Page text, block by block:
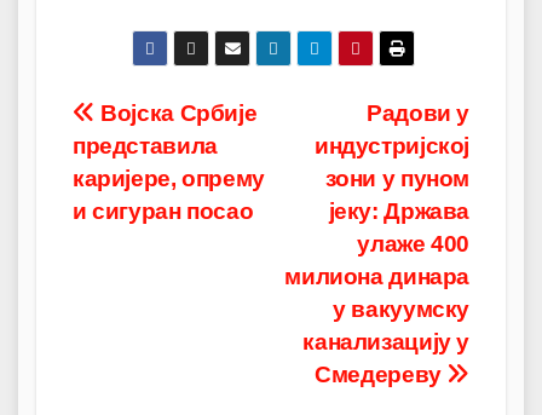
Post
navigation
Радови у
индустријској
зони у пуном
јеку: Држава
улаже 400
милиона динара
у вакуумску
канализацију у
Смедереву
Војска Србије
представила
каријере, опрему
и сигуран посао